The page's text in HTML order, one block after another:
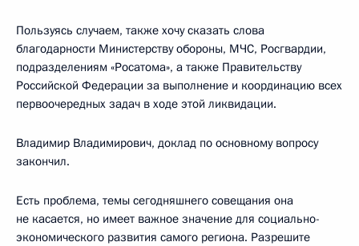
Пользуясь случаем, также хочу сказать слова
благодарности Министерству обороны, МЧС, Росгвардии,
подразделениям «Росатома», а также Правительству
Российской Федерации за выполнение и координацию всех
первоочередных задач в ходе этой ликвидации.
Владимир Владимирович, доклад по основному вопросу
закончил.
Есть проблема, темы сегодняшнего совещания она
не касается, но имеет важное значение для социально-
экономического развития самого региона. Разрешите